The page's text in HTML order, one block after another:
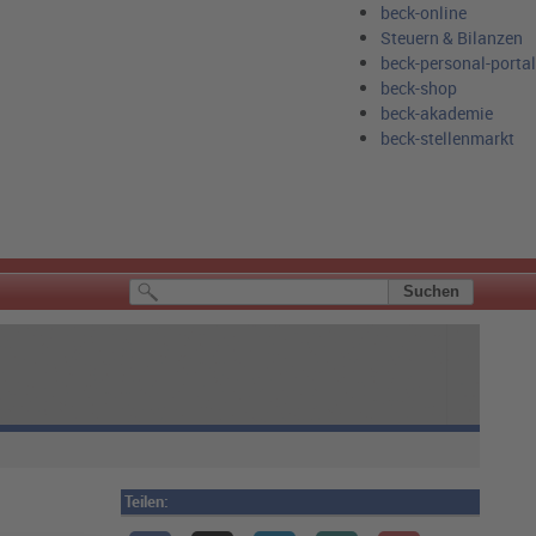
beck-online
Steuern & Bilanzen
beck-personal-portal
beck-shop
beck-akademie
beck-stellenmarkt
Teilen: